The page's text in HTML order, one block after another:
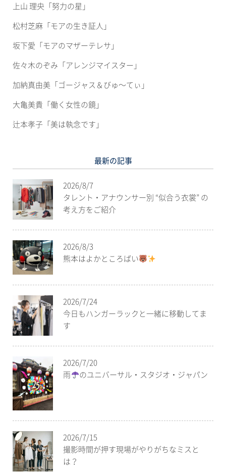
き
ま
上山 理央「努力の星」
松村芝麻「モアの生き証人」
坂下愛「モアのマザーテレサ」
佐々木のぞみ「アレンジマイスター」
加納真由美「ゴージャス＆びゅ〜てぃ」
大亀美貴「働く女性の鏡」
辻本孝子「美は執念です」
最新の記事
2026/8/7
タレント・アナウンサー別 “似合う衣裳” の
考え方をご紹介
2026/8/3
熊本はよかところばい
2026/7/24
今日もハンガーラックと一緒に移動してま
す
2026/7/20
雨
のユニバーサル・スタジオ・ジャパン
2026/7/15
撮影時間が押す現場がやりがちなミスと
は？